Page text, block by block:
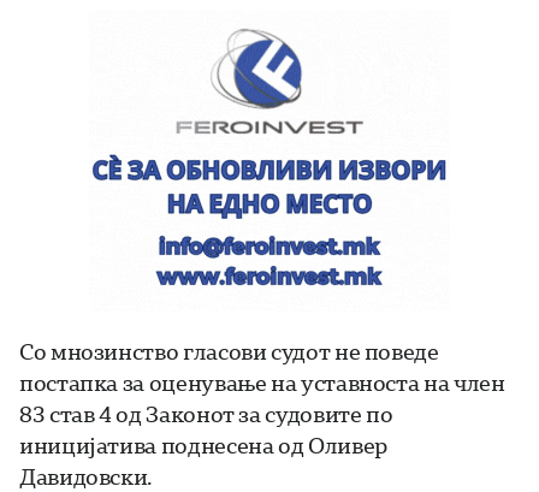
Со мнозинство гласови судот не поведе
постапка за оценување на уставноста на член
83 став 4 од Законот за судовите по
иницијатива поднесена од Оливер
Давидовски.